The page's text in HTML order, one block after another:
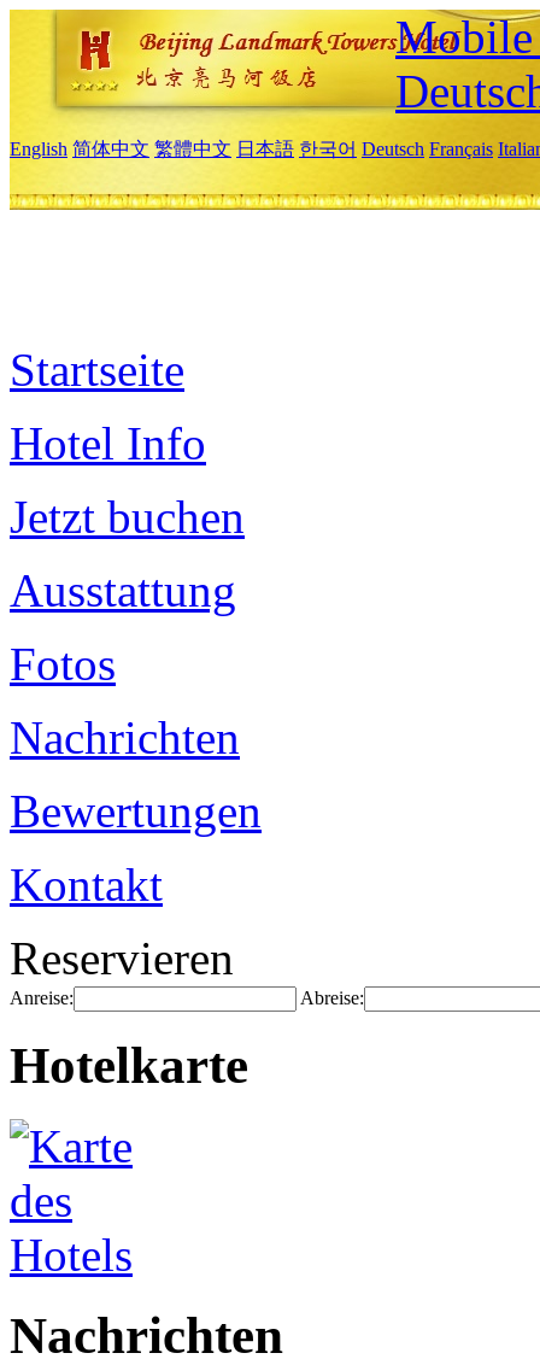
Mobile
English 简体中文 繁體中文 日本語 한국어 Deutsch Français
Startseite
Hotel Info
Jetzt buchen
Ausstattung
Fotos
Nachrichten
Bewertungen
Kontakt
Reservieren
Anreise: Abreise:
Hotelkarte
Nachrichten